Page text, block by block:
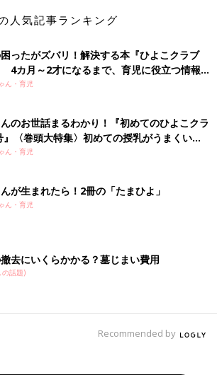
人気記事ランキング
ったがズバリ！解決する本『ひよこクラブ
4カ月～2才になるまで、育児に役立つ情報が
！
ん・育児
のお世話まるわかり！『初めてのひよこクラ
』〈巻頭大特集〉初めての授乳がうまくい
っぱい・ミルクの基本と夏のトラブル 解決テ
ん・育児
が生まれたら！2冊の「たまひよ」
ん・育児
去にいくらかかる？墓じまい費用
の話題)
Recommended by